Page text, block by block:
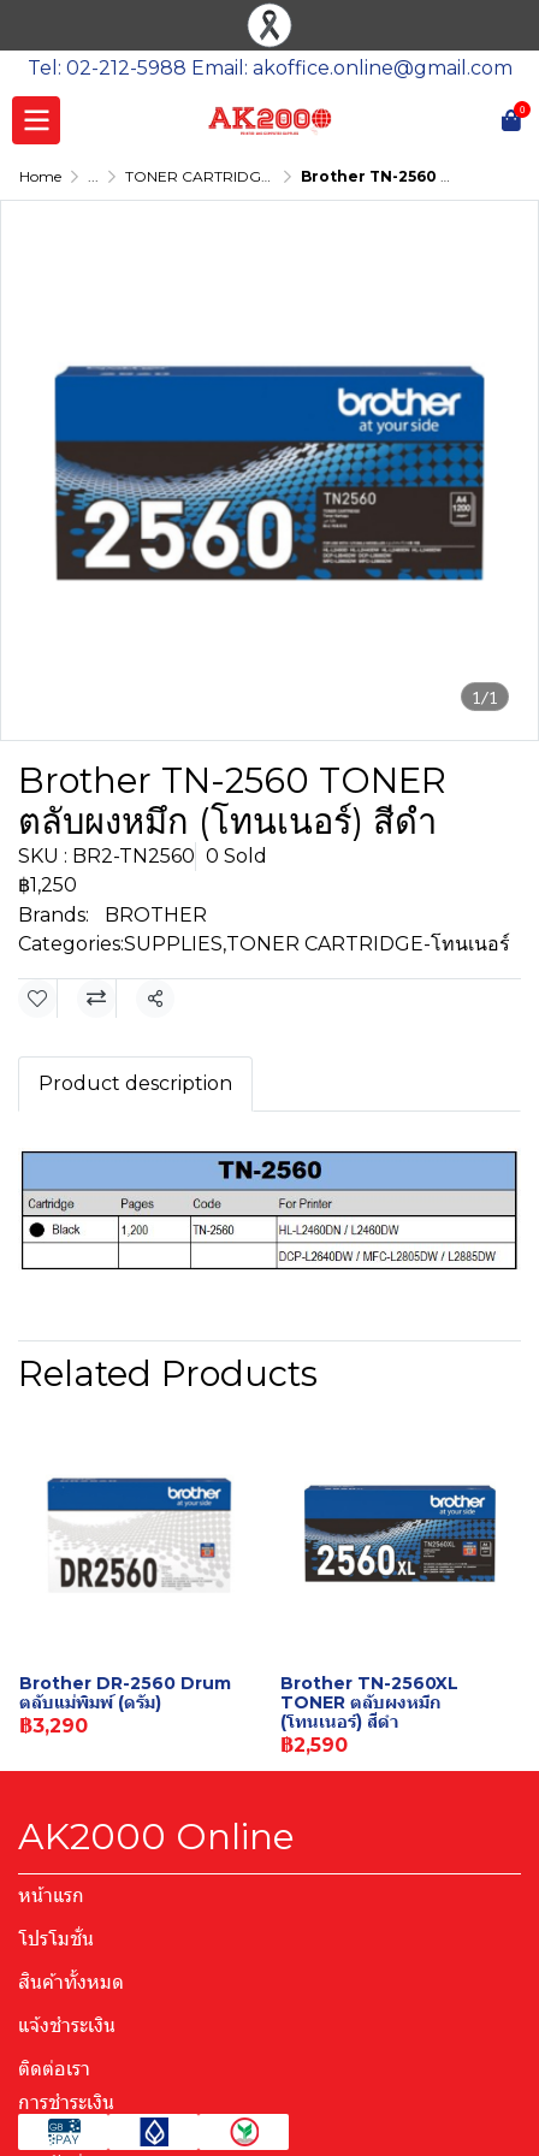
Tel: 02-212-5988 Email: akoffice.online@gmail.com
0
Home ... TONER CARTRIDGE-โทนเนอร์ Brother TN-2560 TONER ตลับผงหมึก (โทนเนอร์) สีดำ
1/1
Brother TN-2560 TONER
ตลับผงหมึก (โทนเนอร์) สีดำ
SKU : BR2-TN2560 0 Sold
฿1,250
Brands:
BROTHER
Categories:SUPPLIES,TONER CARTRIDGE-โทนเนอร์
Share
Product description
Related Products
Brother DR-2560 Drum
ตลับแม่พิมพ์ (ดรัม)
฿3,290
Brother TN-2560XL
TONER ตลับผงหมึก
(โทนเนอร์) สีดำ
฿2,590
AK2000 Online
หน้าแรก
โปรโมชั่น
สินค้าทั้งหมด
แจ้งชำระเงิน
ติดต่อเรา
การชำระเงิน